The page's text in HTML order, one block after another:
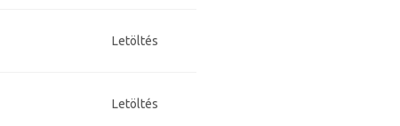
Letöltés
Letöltés